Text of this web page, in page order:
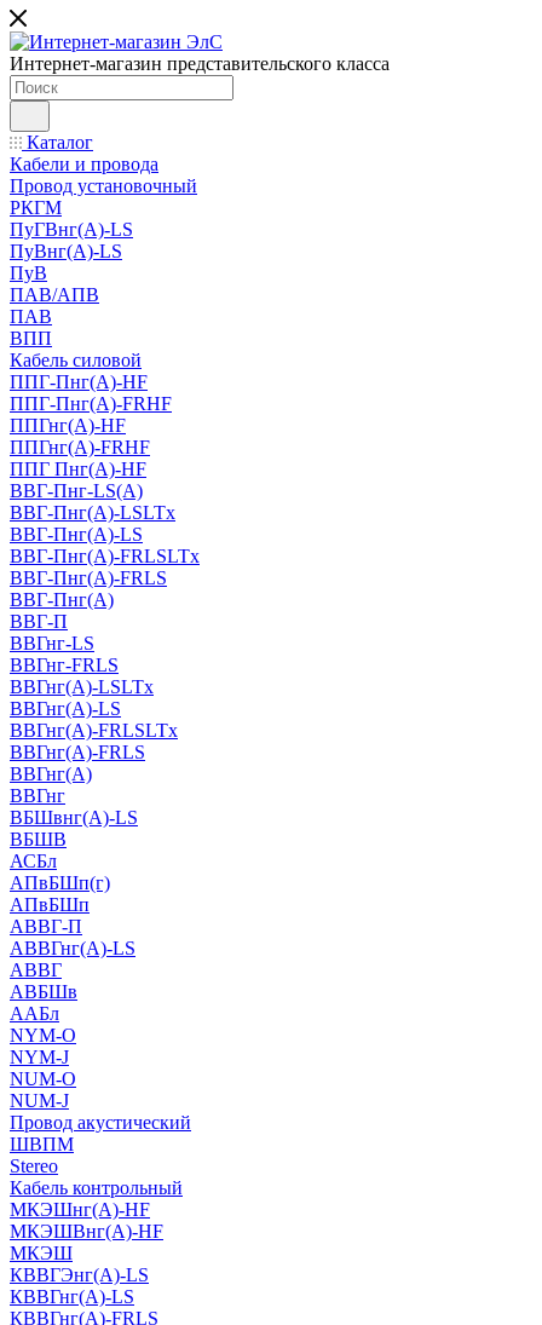
Интернет-магазин представительского класса
Каталог
Кабели и провода
Провод установочный
РКГМ
ПуГВнг(А)-LS
ПуВнг(А)-LS
ПуВ
ПАВ/АПВ
ПАВ
ВПП
Кабель силовой
ППГ-Пнг(А)-HF
ППГ-Пнг(А)-FRHF
ППГнг(А)-HF
ППГнг(А)-FRHF
ППГ Пнг(А)-HF
ВВГ-Пнг-LS(А)
ВВГ-Пнг(А)-LSLTx
ВВГ-Пнг(А)-LS
ВВГ-Пнг(А)-FRLSLTx
ВВГ-Пнг(А)-FRLS
ВВГ-Пнг(А)
ВВГ-П
ВВГнг-LS
ВВГнг-FRLS
ВВГнг(А)-LSLTx
ВВГнг(А)-LS
ВВГнг(А)-FRLSLTx
ВВГнг(А)-FRLS
ВВГнг(А)
ВВГнг
ВБШвнг(А)-LS
ВБШВ
АСБл
АПвБШп(г)
АПвБШп
АВВГ-П
АВВГнг(А)-LS
АВВГ
АВБШв
ААБл
NYM-O
NYM-J
NUM-О
NUM-J
Провод акустический
ШВПМ
Stereo
Кабель контрольный
МКЭШнг(A)-HF
МКЭШВнг(А)-HF
МКЭШ
КВВГЭнг(А)-LS
КВВГнг(А)-LS
КВВГнг(А)-FRLS